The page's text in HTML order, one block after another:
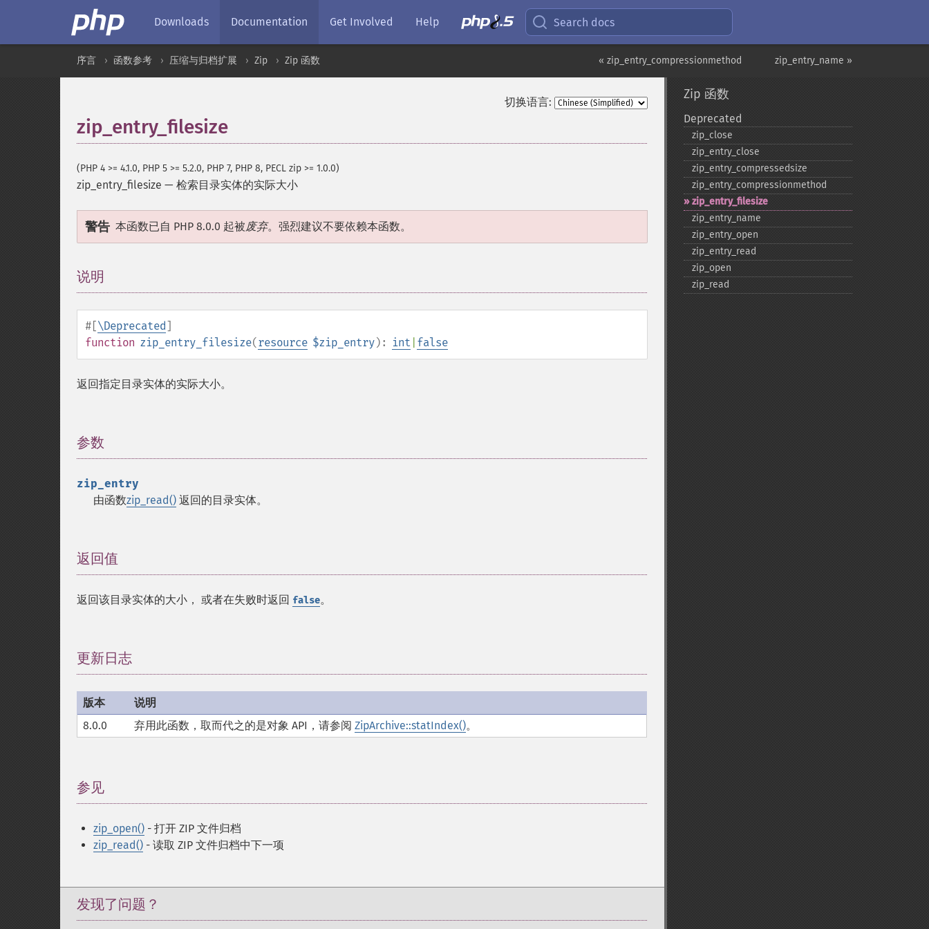
Downloads Documentation Get Involved Help Search docs
zip_entry_name »
« zip_entry_compressionmethod
序言 函数参考 压缩与归档扩展 Zip Zip 函数
切换语言:
zip_entry_filesize
(PHP 4 >= 4.1.0, PHP 5 >= 5.2.0, PHP 7, PHP 8, PECL zip >= 1.0.0)
zip_entry_filesize — 检索目录实体的实际大小
警告 本函数已自 PHP 8.0.0 起被废弃。强烈建议不要依赖本函数。
说明
#[\Deprecated]
function zip_entry_filesize(resource $zip_entry): int false
返回指定目录实体的实际大小。
参数
zip_entry
由函数zip_read() 返回的目录实体。
返回值
返回该目录实体的大小， 或者在失败时返回 false。
更新日志
版本
说明
8.0.0
弃用此函数，取而代之的是对象 API，请参阅 ZipArchive::statIndex()。
参见
zip_open() - 打开 ZIP 文件归档
zip_read() - 读取 ZIP 文件归档中下一项
发现了问题？
Zip 函数
Deprecated
zip_​close
zip_​entry_​close
zip_​entry_​compressedsize
zip_​entry_​compressionmethod
zip_​entry_​filesize
zip_​entry_​name
zip_​entry_​open
zip_​entry_​read
zip_​open
zip_​read